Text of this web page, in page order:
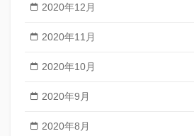
2020年12月
2020年11月
2020年10月
2020年9月
2020年8月